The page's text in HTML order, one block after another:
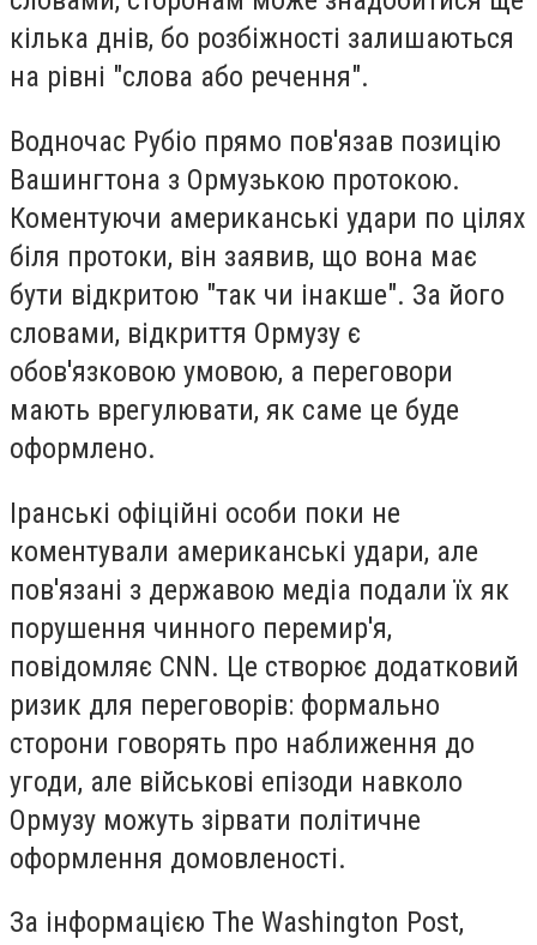
кілька днів, бо розбіжності залишаються
на рівні "слова або речення".
Водночас Рубіо прямо пов'язав позицію
Вашингтона з Ормузькою протокою.
Коментуючи американські удари по цілях
біля протоки, він заявив, що вона має
бути відкритою "так чи інакше". За його
словами, відкриття Ормузу є
обов'язковою умовою, а переговори
мають врегулювати, як саме це буде
оформлено.
Іранські офіційні особи поки не
коментували американські удари, але
пов'язані з державою медіа подали їх як
порушення чинного перемир'я,
повідомляє CNN. Це створює додатковий
ризик для переговорів: формально
сторони говорять про наближення до
угоди, але військові епізоди навколо
Ормузу можуть зірвати політичне
оформлення домовленості.
За інформацією The Washington Post,